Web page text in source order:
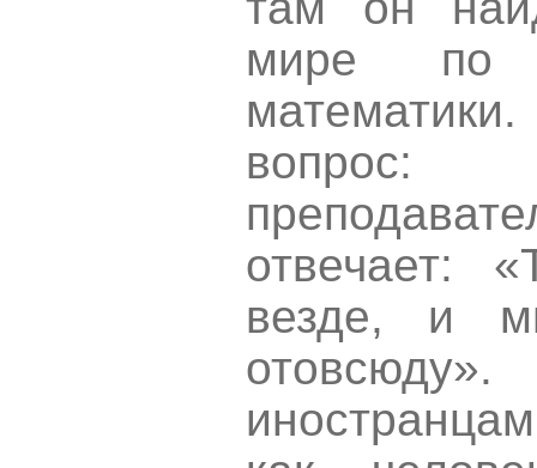
мире по
отвечает:
везде, и